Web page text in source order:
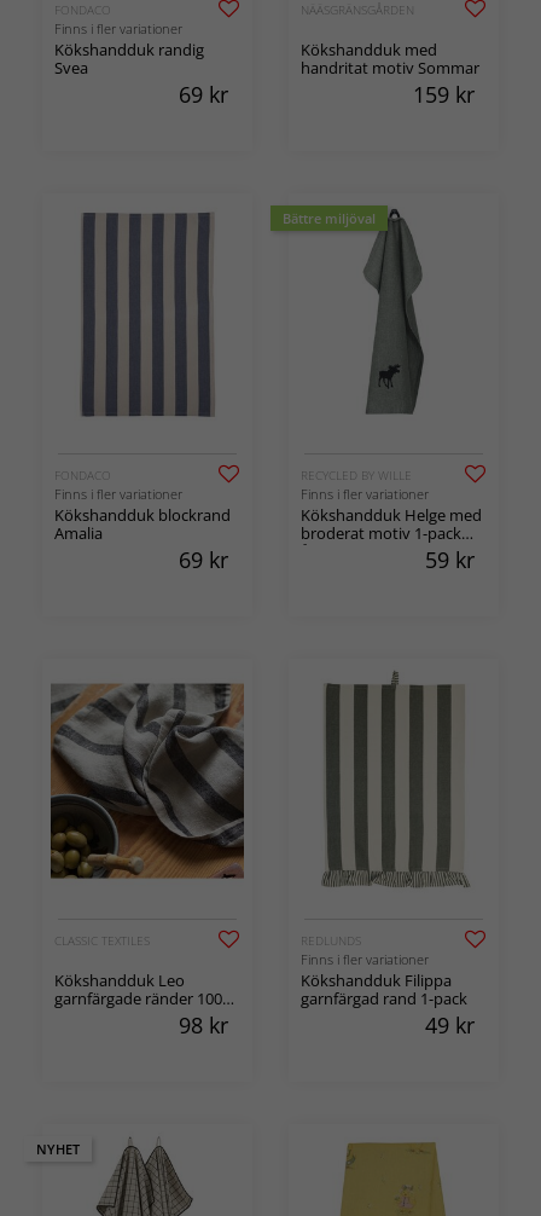
FONDACO
Finns i fler variationer
Kökshandduk randig
Svea
69 kr
NÄÄSGRÄNSGÅRDEN
Kökshandduk med
handritat motiv Sommar
159 kr
FONDACO
Finns i fler variationer
Kökshandduk blockrand
Amalia
69 kr
Bättre miljöval
RECYCLED BY WILLE
Finns i fler variationer
Kökshandduk Helge med
broderat motiv 1-pack
återvunnen
59 kr
CLASSIC TEXTILES
Kökshandduk Leo
garnfärgade ränder 100%
98 kr
REDLUNDS
Finns i fler variationer
Kökshandduk Filippa
garnfärgad rand 1-pack
49 kr
NYHET